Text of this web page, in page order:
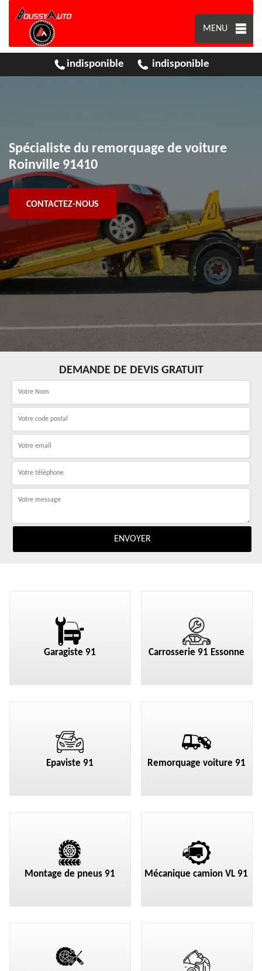
MENU
indisponible indisponible
Spécialiste du remorquage de voiture
Roinville 91410
CONTACTEZ-NOUS
DEMANDE DE DEVIS GRATUIT
Garagiste 91 Carrosserie 91 Essonne
Epaviste 91 Remorquage voiture 91
Montage de pneus 91 Mécanique camion VL 91